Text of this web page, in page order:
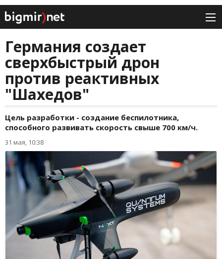
Германия создает
сверхбыстрый дрон
против реактивных
"Шахедов"
Цель разработки - создание беспилотника,
способного развивать скорость свыше 700 км/ч.
31 мая, 10:38